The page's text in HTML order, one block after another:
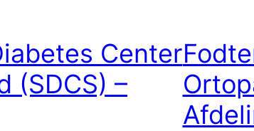
Center
(SDCS) –